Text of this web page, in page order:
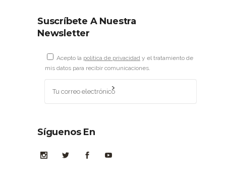
Suscríbete A Nuestra
Newsletter
Acepto la política de privacidad y el tratamiento de
mis datos para recibir comunicaciones.
Síguenos En